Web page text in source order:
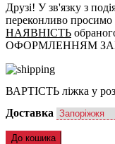
Друзі! У зв'язку з
переконливо просимо
НАЯВНІСТЬ
ОФОРМЛЕННЯМ
ВАРТІСТЬ ліжка у
Доставка
До кошика